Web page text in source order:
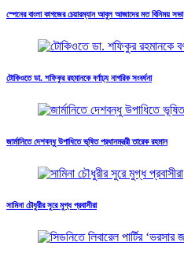
স্পেনের বাংলা কাগজের চেয়ারম্যান আবুল আজাদের মত বিনিময় সভা
টোকিওতে ডা. শফিকুর রহমানকে বর্ণাঢ্য নাগরিক সংবর্ধনা
জার্মানিতে দেশবন্ধু উপাধিতে ভূষিত প্রধানমন্ত্রী তারেক রহমান
সামিনা চৌধুরীর সুরে মুগ্ধ প্রবাসীরা